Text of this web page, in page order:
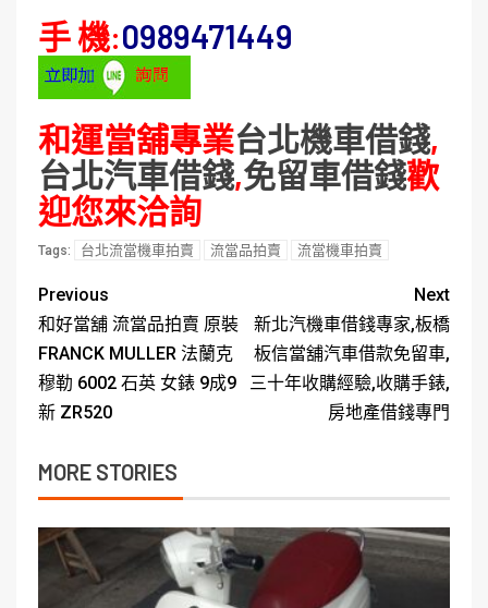
手 機:0989471449
和運當舖專業台北機車借錢,
台北汽車借錢,免留車借錢歡
迎您來洽詢
Tags: 台北流當機車拍賣 流當品拍賣 流當機車拍賣
Previous
和好當舖 流當品拍賣 原裝
FRANCK MULLER 法蘭克
穆勒 6002 石英 女錶 9成9
新 ZR520
Next
新北汽機車借錢專家,板橋
板信當舖汽車借款免留車,
三十年收購經驗,收購手錶,
房地產借錢專門
MORE STORIES